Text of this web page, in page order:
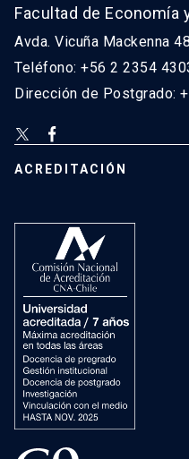
Facultad de Economía
Avda. Vicuña Mackenna
Teléfono: +56 2 2354
Dirección de Postgrado:
ACREDITACIÓN